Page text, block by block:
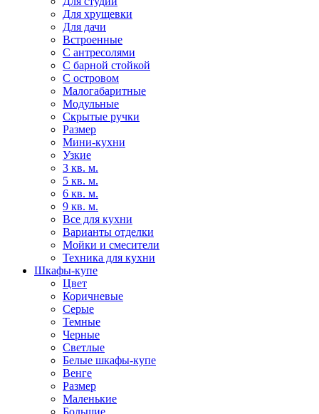
Для хрущевки
Для дачи
Встроенные
С антресолями
С барной стойкой
С островом
Малогабаритные
Модульные
Скрытые ручки
Размер
Мини-кухни
Узкие
3 кв. м.
5 кв. м.
6 кв. м.
9 кв. м.
Все для кухни
Варианты отделки
Мойки и смесители
Техника для кухни
Шкафы-купе
Цвет
Коричневые
Серые
Темные
Черные
Светлые
Белые шкафы-купе
Венге
Размер
Маленькие
Большие